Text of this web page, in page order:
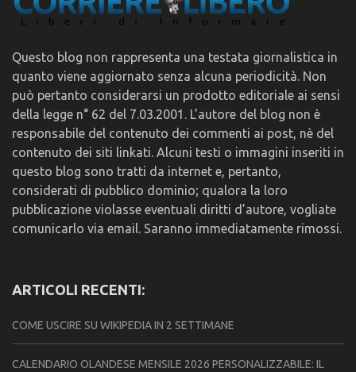
Questo blog non rappresenta una testata giornalistica in
quanto viene aggiornato senza alcuna periodicità. Non
può pertanto considerarsi un prodotto editoriale ai sensi
della legge n° 62 del 7.03.2001. L’autore del blog non è
responsabile del contenuto dei commenti ai post, nè del
contenuto dei siti linkati. Alcuni testi o immagini inseriti in
questo blog sono tratti da internet e, pertanto,
considerati di pubblico dominio; qualora la loro
pubblicazione violasse eventuali diritti d’autore, vogliate
comunicarlo via email. Saranno immediatamente rimossi.
ARTICOLI RECENTI:
COME USCIRE SU WIKIPEDIA IN 2 SETTIMANE
CALENDARIO OLANDESE MENSILE 2026 PERSONALIZZABILE: IL